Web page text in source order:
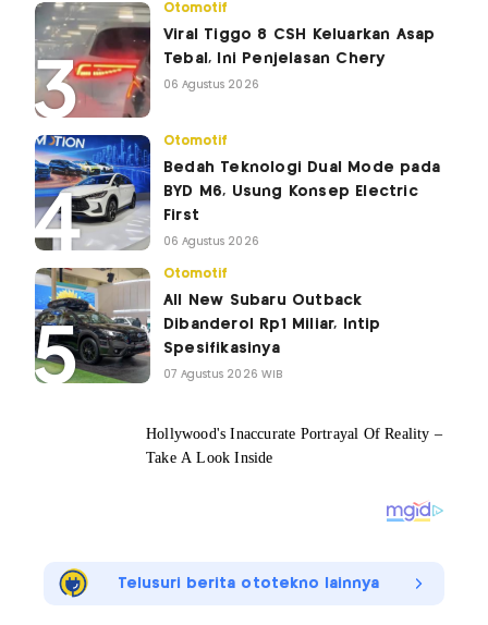
Otomotif
Viral Tiggo 8 CSH Keluarkan Asap
Tebal, Ini Penjelasan Chery
06 Agustus 2026
Otomotif
Bedah Teknologi Dual Mode pada
BYD M6, Usung Konsep Electric
First
06 Agustus 2026
Otomotif
All New Subaru Outback
Dibanderol Rp1 Miliar, Intip
Spesifikasinya
07 Agustus 2026 WIB
Telusuri berita ototekno lainnya